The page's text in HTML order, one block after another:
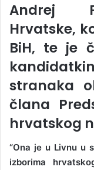
Andrej
Hrvatske,
BiH, te je
stranaka
člana
hrvatskog
“Ona je u Livnu u
izborima